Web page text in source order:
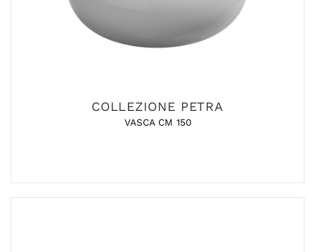
COLLEZIONE PETRA
VASCA CM 150